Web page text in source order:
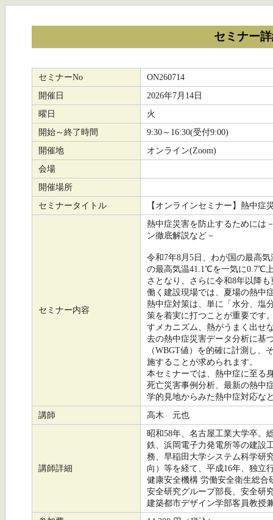
セミナー
セミナーNo
ON260714
開催日
2026年7月14日
曜日
火
開始～終了時間
9:30～16:30(受付9:00)
開催地
オンライン(Zoom)
会場
開催場所
セミナータイトル
【オンラインセミナー】熱中症
セミナー内容
熱中症災害を防止するためには
ン徹底解説など－
令和7年8月5日、わが国の最高
の最高気温41.1℃を一気に0.7℃
さとなり、さらに令和8年以降
働く建設現場では、夏場の熱中
熱中症対策は、単に「水分、塩
策を着実に打つことが重要です
すメカニズム、熱がうまく出せ
去の熱中症災害データ分析に基
（WBGT値）を的確に計測し
施することが求められます。
本セミナーでは、熱中症に至る
死亡災害事例分析、最新の熱中
学的見地からみた熱中症対応な
講師
高木 元也
講師詳細
昭和58年、名古屋工業大学卒。
鉄、浜岡電子力発電所等の建設
務、早稲田大学システム科学研
向）等を経て、平成16年、独立
健康安全機構 労働安全衛生総
安全研究グループ部長、安全研
建築都市デザイン学部客員教授